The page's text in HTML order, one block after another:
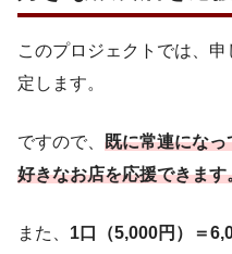
このプロジェクトでは、
定します。
ですので、 既に常連にな
好きなお店を応援できます
また、 1口（5,000円）＝